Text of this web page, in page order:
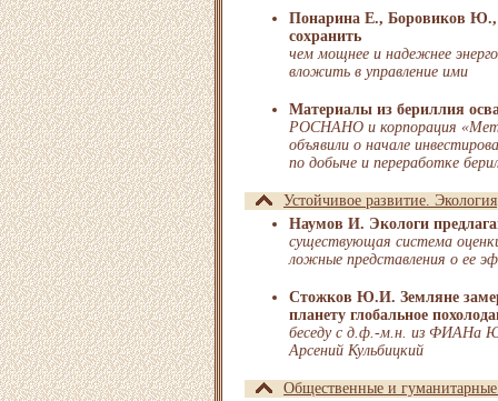
Понарина Е., Боровиков
сохранить
чем мощнее и надежнее
вложить в управление ими
Материалы из бериллия
РОСНАНО и корпорация
объявили о начале
по добыче и переработке
Устойчивое развитие. Экология
Наумов И. Экологи
существующая система
ложные представления о ее
Стожков Ю.И. Земляне
планету глобальное
беседу с д.ф.-м.н. из ФИАНа
Арсений Кульбицкий
Общественные и